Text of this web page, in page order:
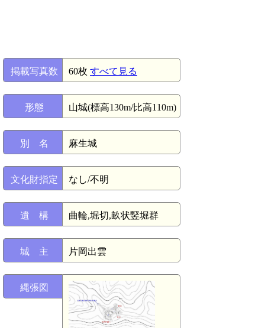
掲載写真数 60枚 すべて見る
形態 山城(標高130m/比高110m)
別 名 麻生城
文化財指定 なし/不明
遺 構 曲輪,堀切,畝状竪堀群
城 主 片岡出雲
縄張図